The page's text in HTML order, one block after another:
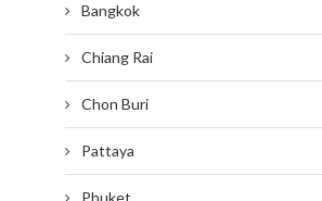
Bangkok
Chiang Rai
Chon Buri
Pattaya